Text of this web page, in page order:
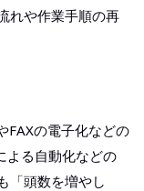
れや作業手順の再
FAXの電子化などの
よる自動化などの
「頭数を増やし